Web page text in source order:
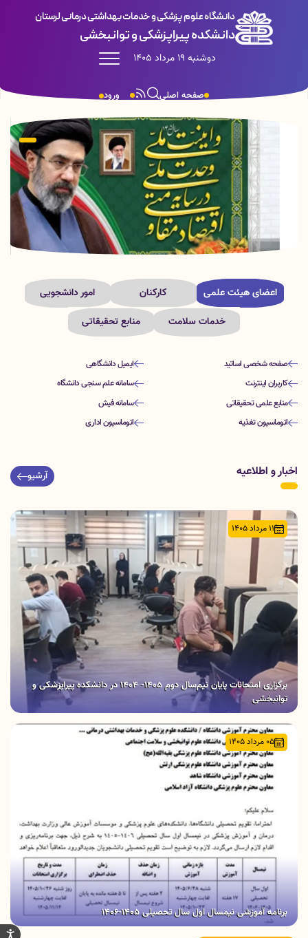
دانشگاه علوم پزشکی و خدمات بهداشتی درمانی لرستان
دانشکده پیراپزشکی و توانبخشی
دوشنبه 19 مرداد 1405
ورود صفحه اصلی
اعضای هیئت علمی کارکنان
امور دانشجویی
خدمات سلامت
منابع تحقیقاتی
صفحه شخصی اساتید
ایمیل دانشگاهی
کاربران اینترنت
سامانه علم سنجی دانشگاه
منابع علمی تحقیقاتی
سامانه فیش
اتوماسیون تغذیه
اتوماسیون اداری
اخبار و اطلاعیه آرشیو
11 مرداد 1405
برگزاری امتحانات پایان نیم‌سال دوم ۱۴۰۵- ۱۴۰۴ در دانشکده پیراپزشکی و
توانبخشی
05 مرداد 1405
برنامه آموزشی نیمسال اول سال تحصیلی 1405-1406